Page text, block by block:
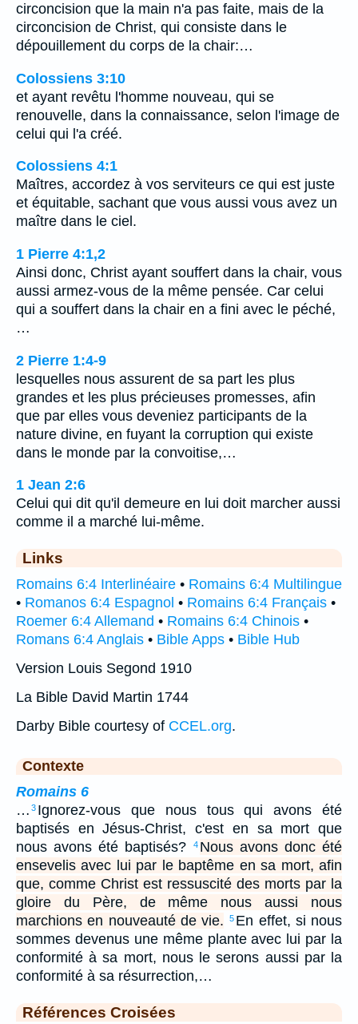
circoncision que la main n'a pas faite, mais de la
circoncision de Christ, qui consiste dans le
dépouillement du corps de la chair:…
Colossiens 3:10
et ayant revêtu l'homme nouveau, qui se
renouvelle, dans la connaissance, selon l'image de
celui qui l'a créé.
Colossiens 4:1
Maîtres, accordez à vos serviteurs ce qui est juste
et équitable, sachant que vous aussi vous avez un
maître dans le ciel.
1 Pierre 4:1,2
Ainsi donc, Christ ayant souffert dans la chair, vous
aussi armez-vous de la même pensée. Car celui
qui a souffert dans la chair en a fini avec le péché,
…
2 Pierre 1:4-9
lesquelles nous assurent de sa part les plus
grandes et les plus précieuses promesses, afin
que par elles vous deveniez participants de la
nature divine, en fuyant la corruption qui existe
dans le monde par la convoitise,…
1 Jean 2:6
Celui qui dit qu'il demeure en lui doit marcher aussi
comme il a marché lui-même.
Links
Romains 6:4 Interlinéaire • Romains 6:4 Multilingue
• Romanos 6:4 Espagnol • Romains 6:4 Français •
Roemer 6:4 Allemand • Romains 6:4 Chinois •
Romans 6:4 Anglais • Bible Apps • Bible Hub
Version Louis Segond 1910
La Bible David Martin 1744
Darby Bible courtesy of CCEL.org.
Contexte
Romains 6
… 3 Ignorez-vous que nous tous qui avons été
baptisés en Jésus-Christ, c'est en sa mort que
nous avons été baptisés?
4 Nous avons donc été
ensevelis avec lui par le baptême en sa mort, afin
que, comme Christ est ressuscité des morts par la
gloire du Père, de même nous aussi nous
marchions en nouveauté de vie.
5 En effet, si nous
sommes devenus une même plante avec lui par la
conformité à sa mort, nous le serons aussi par la
conformité à sa résurrection,…
Références Croisées